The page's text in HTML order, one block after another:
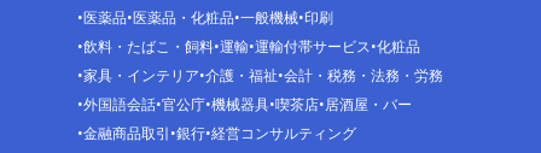
医薬品 医薬品・化粧品 一般機械 印刷
飲料・たばこ・飼料 運輸 運輸付帯サービス 化粧品
家具・インテリア 介護・福祉 会計・税務・法務・労務
外国語会話 官公庁 機械器具 喫茶店 居酒屋・バー
金融商品取引 銀行 経営コンサルティング